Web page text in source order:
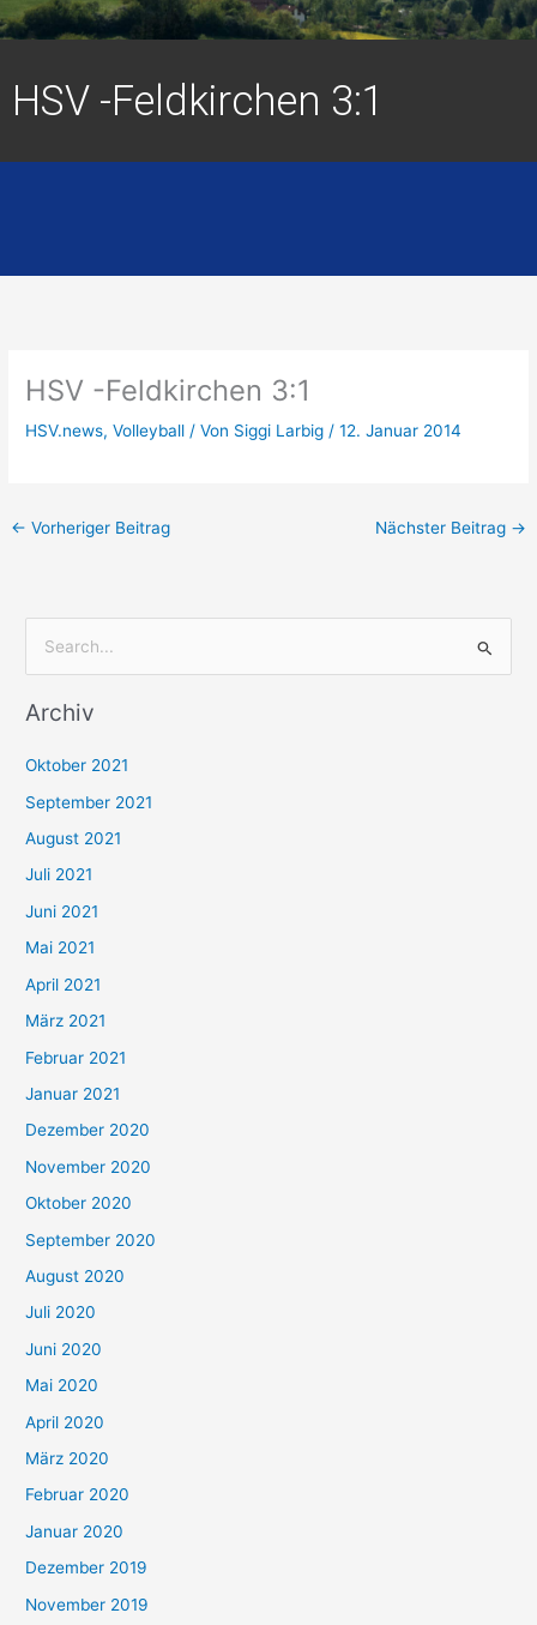
HSV -Feldkirchen 3:1
HSV -Feldkirchen 3:1
HSV.news,Volleyball / Von Siggi Larbig/12. Januar 2014
← Vorheriger Beitrag Nächster Beitrag →
c
n
n
a
c
h
:
Archiv
Oktober 2021
September 2021
August 2021
Juli 2021
Juni 2021
Mai 2021
April 2021
März 2021
Februar 2021
Januar 2021
Dezember 2020
November 2020
Oktober 2020
September 2020
August 2020
Juli 2020
Juni 2020
Mai 2020
April 2020
März 2020
Februar 2020
Januar 2020
Dezember 2019
November 2019